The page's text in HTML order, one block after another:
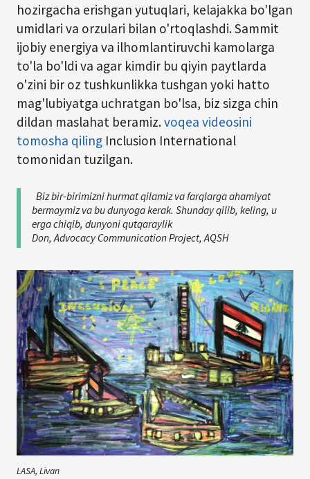
hozirgacha erishgan yutuqlari, kelajakka bo'lgan
umidlari va orzulari bilan o'rtoqlashdi. Sammit
ijobiy energiya va ilhomlantiruvchi kamolarga
to'la bo'ldi va agar kimdir bu qiyin paytlarda
o'zini bir oz tushkunlikka tushgan yoki hatto
mag'lubiyatga uchratgan bo'lsa, biz sizga chin
dildan maslahat beramiz.voqea videosini
tomosha qiling Inclusion International
tomonidan tuzilgan.
Biz bir-birimizni hurmat qilamiz va farqlarga ahamiyat
bermaymiz va bu dunyoga kerak. Shunday qilib, keling, u
erga chiqib, dunyoni qutqaraylik
Don, Advocacy Communication Project, AQSH
LASA, Livan